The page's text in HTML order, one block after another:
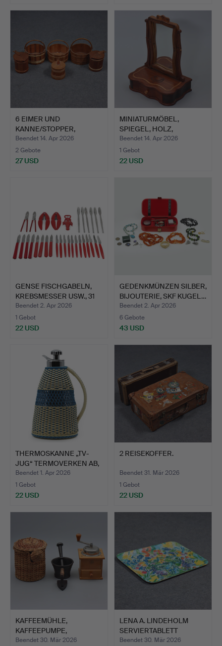
6 EIMER UND
KANNE/STOPPER,
SCHREINER ÖLAND…
Beendet 14. Apr 2026
2 Gebote
27 USD
MINIATURMÖBEL,
SPIEGEL, HOLZ,
SCHREINER ÖL…
Beendet 14. Apr 2026
1 Gebot
22 USD
GENSE FISCHGABELN,
KREBSMESSER USW., 31
ST…
Beendet 2. Apr 2026
1 Gebot
22 USD
GEDENKMÜNZEN SILBER,
BIJOUTERIE, SKF KUGEL…
Beendet 2. Apr 2026
6 Gebote
43 USD
THERMOSKANNE „TV-
JUG“ TERMOVERKEN AB,
JÖNK…
Beendet 1. Apr 2026
1 Gebot
22 USD
2 REISEKOFFER.
Beendet 31. Mär 2026
1 Gebot
22 USD
KAFFEEMÜHLE,
KAFFEEPUMPE,
GUSSEISERNER MÖR…
Beendet 30. Mär 2026
LENA A. LINDEHOLM
SERVIERTABLETT
„SUMMERJO…
Beendet 30. Mär 2026